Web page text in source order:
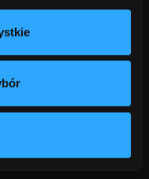
wyróżniamy się
projektu.
do specyfiki Twojej